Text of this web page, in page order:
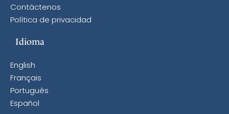
Contáctenos
Política de privacidad
Idioma
English
Français
Português
Español